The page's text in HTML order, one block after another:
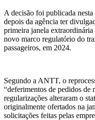
A decisão foi publicada nesta
depois da agência ter
primeira janela
novo marco regulatório do
passageiros, em 2024.
Segundo a ANTT, o
“deferimentos de pedidos de
regularizações alteraram o
originalmente ofertados na
solicitações feitas pelas